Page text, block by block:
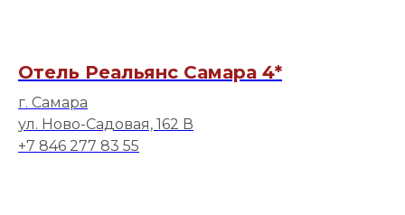
Отель Реальянс Самара 4*
г. Самара
ул. Ново-Садовая, 162 В
+7 846 277 83 55